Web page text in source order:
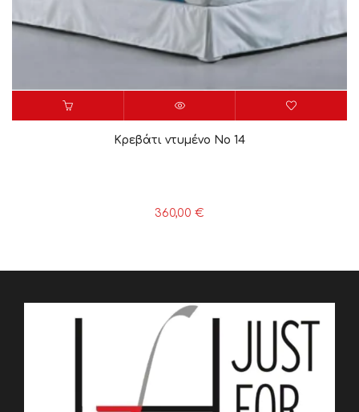
Κρεβάτι ντυμένο Νο 14
360,00 €